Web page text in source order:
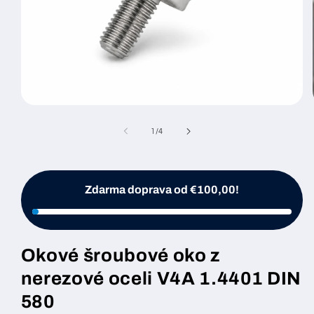
1 /z4
Zdarma doprava od €100,00!
Okové šroubové oko z
nerezové oceli V4A 1.4401 DIN
580